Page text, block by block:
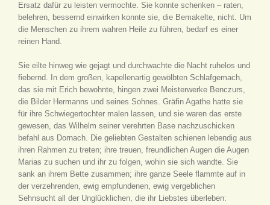
Ersatz dafür zu leisten vermochte. Sie konnte schenken – raten,
belehren, bessernd einwirken konnte sie, die Bemakelte, nicht. Um
die Menschen zu ihrem wahren Heile zu führen, bedarf es einer
reinen Hand.
Sie eilte hinweg wie gejagt und durchwachte die Nacht ruhelos und
fiebernd. In dem großen, kapellenartig gewölbten Schlafgemach,
das sie mit Erich bewohnte, hingen zwei Meisterwerke Benczurs,
die Bilder Hermanns und seines Sohnes. Gräfin Agathe hatte sie
für ihre Schwiegertochter malen lassen, und sie waren das erste
gewesen, das Wilhelm seiner verehrten Base nachzuschicken
befahl aus Dornach. Die geliebten Gestalten schienen lebendig aus
ihren Rahmen zu treten; ihre treuen, freundlichen Augen die Augen
Marias zu suchen und ihr zu folgen, wohin sie sich wandte. Sie
sank an ihrem Bette zusammen; ihre ganze Seele flammte auf in
der verzehrenden, ewig empfundenen, ewig vergeblichen
Sehnsucht all der Unglücklichen, die ihr Liebstes überleben: